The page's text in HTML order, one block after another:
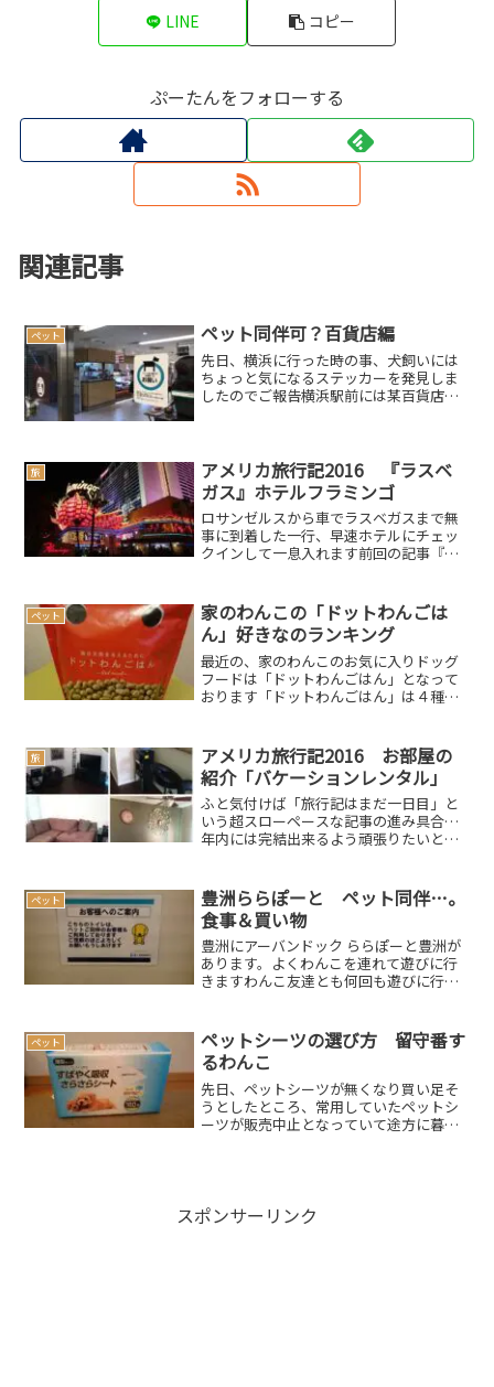
LINE コピー
ぷーたんをフォローする
関連記事
ペット ペット同伴可？百貨店編
先日、横浜に行った時の事、犬飼いには
ちょっと気になるステッカーを発見しま
したのでご報告横浜駅前には某百貨店が
旅
アメリカ旅行記2016 『ラスベ
ガス』ホテルフラミンゴ
ロサンゼルスから車でラスベガスまで無
事に到着した一行、早速ホテルにチェッ
クインして一息入れます前回の記事『フ
た、映画などにも登場する老舗カジノホ
テルですこちらのホテ...
ペット
家のわんこの「ドットわんごは
ん」好きなのランキング
最近の、家のわんこのお気に入りドッグ
フードは「ドットわんごはん」となって
おります「ドットわんごはん」は４種類
一番好きという事が分かりました。（そ
の記事はこちら）先日、残...
旅
アメリカ旅行記2016 お部屋の
紹介「バケーションレンタル」
ふと気付けば「旅行記はまだ一日目」と
いう超スローペースな記事の進み具合…
年内には完結出来るよう頑張りたいと思
回の記事玄関を入るとすぐにリビングダ
イニングが広がります...
ペット
豊洲ららぽーと ペット同伴…。
食事＆買い物
豊洲にアーバンドック ららぽーと豊洲が
あります。よくわんこを連れて遊びに行
きますわんこ友達とも何回も遊びに行っ
る場所が多くあります。（ペットウェル
カムエリアのご案...
ペット
ペットシーツの選び方 留守番す
るわんこ
先日、ペットシーツが無くなり買い足そ
うとしたところ、常用していたペットシ
ーツが販売中止となっていて途方に暮れ
スポンサーリンク